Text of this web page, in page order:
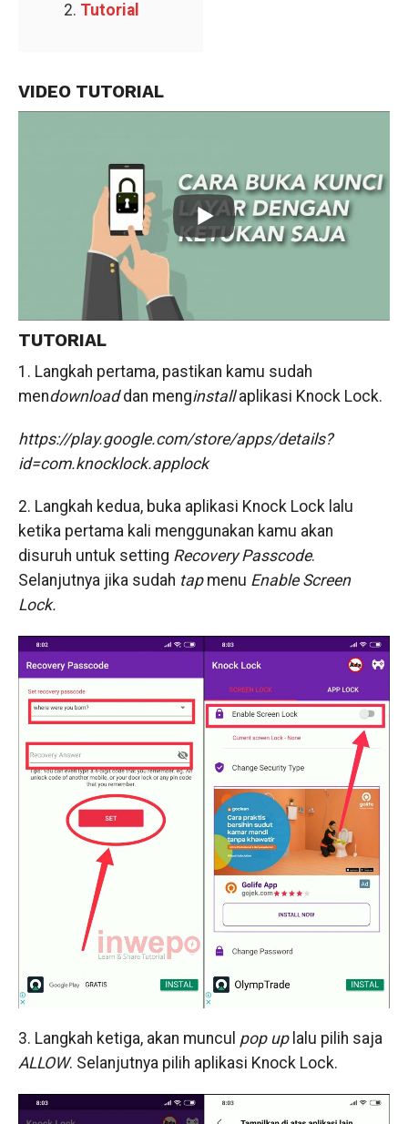
Tutorial
VIDEO TUTORIAL
TUTORIAL
1. Langkah pertama, pastikan kamu sudah
mendownloaddan menginstallaplikasi Knock Lock.
https://play.google.com/store/apps/details?
id=com.knocklock.applock
2. Langkah kedua, buka aplikasi Knock Lock lalu
ketika pertama kali menggunakan kamu akan
disuruh untuk setting Recovery Passcode.
Selanjutnya jika sudah tapmenu Enable Screen
Lock.
3. Langkah ketiga, akan muncul pop uplalu pilih saja
ALLOW. Selanjutnya pilih aplikasi Knock Lock.